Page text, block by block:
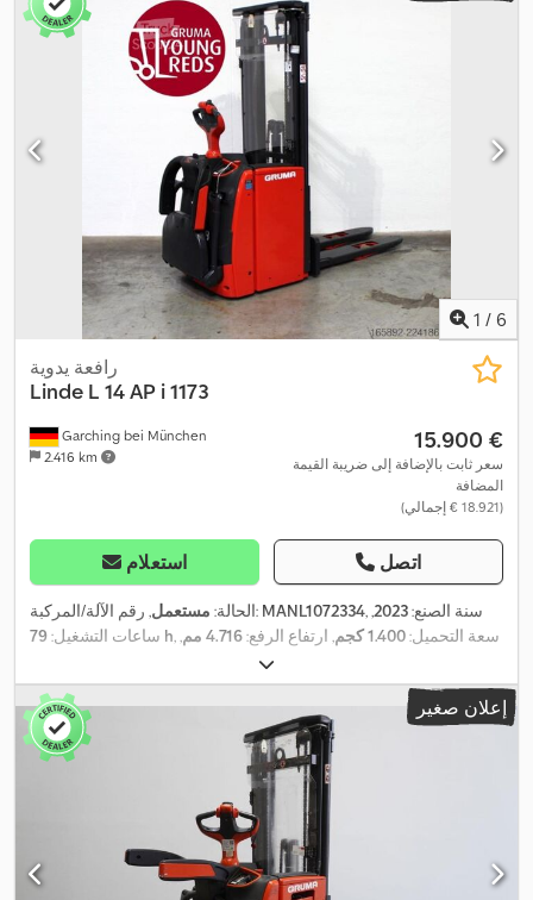
, الطول الكلي: 2.057 مم , العرض الكلي:790
مم
, وقود:كهرباء ,
1 / 6
Garching bei München
2.416 km
رافعة يدوية
Linde L 14 AP i 1173
‏15.900 €
سعر ثابت بالإضافة إلى ضريبة القيمة
المضافة
(‏18.921 € إجمالي)
استعلام اتصل
الحالة: مستعمل , رقم الآلة/المركبة: MANL1072334 , سنة الصنع:2023
,
ساعات التشغيل: 79 h , سعة التحميل:1.400 كجم , ارتفاع الرفع:4.716 مم
,
, مركز تحميل الحمولة:
(تريبيليكس), سعة البطارية:375 آه , جهد البطارية: 24 V, عرض إطار
الشوكة:
, طول الشوكات: , وزن فارغ:1.492 كجم
,
, الطول الكلي: , العرض الكلي:800
, وقود:كهرباء
إعلان صغير